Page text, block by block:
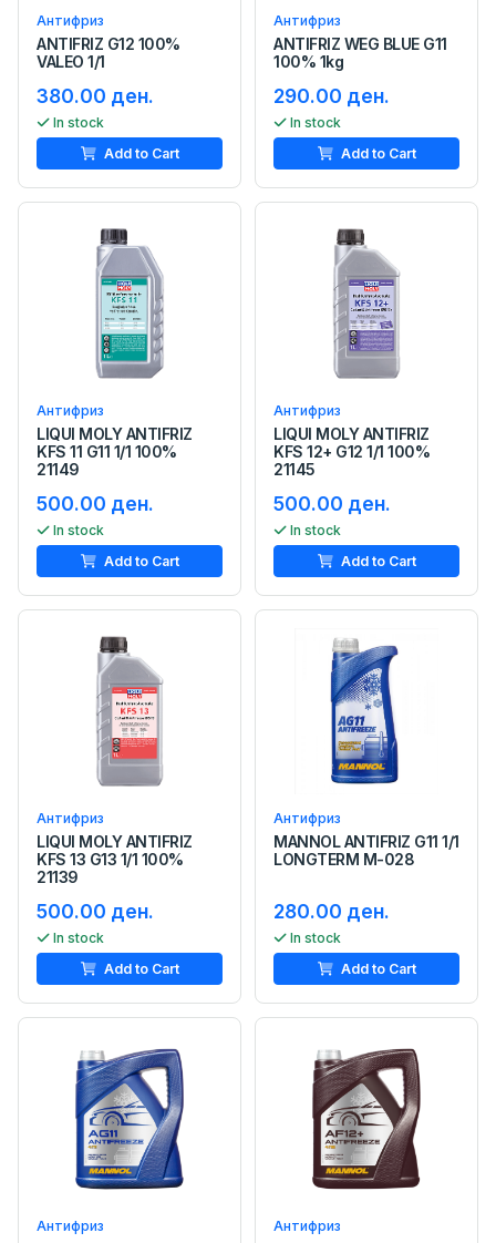
Антифриз
ANTIFRIZ G12 100%
VALEO 1/1
380.00 ден.
In stock
Add to Cart
Антифриз
ANTIFRIZ WEG BLUE G11
100% 1kg
290.00 ден.
In stock
Add to Cart
Антифриз
LIQUI MOLY ANTIFRIZ
KFS 11 G11 1/1 100%
21149
500.00 ден.
In stock
Add to Cart
Антифриз
LIQUI MOLY ANTIFRIZ
KFS 12+ G12 1/1 100%
21145
500.00 ден.
In stock
Add to Cart
Антифриз
LIQUI MOLY ANTIFRIZ
KFS 13 G13 1/1 100%
21139
500.00 ден.
In stock
Add to Cart
Антифриз
MANNOL ANTIFRIZ G11 1/1
LONGTERM M-028
280.00 ден.
In stock
Add to Cart
Антифриз Антифриз